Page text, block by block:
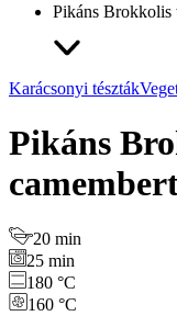
Pikáns Brokkolis
Karácsonyi tészták
Pikáns
20 min
25 min
180 °C
160 °C